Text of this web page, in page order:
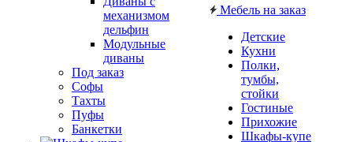
механизмом
дельфин
Модульные
диваны
Под заказ
Софы
Тахты
Пуфы
Банкетки
Мебель на заказ
Детские
Кухни
Полки,
тумбы,
стойки
Гостиные
Прихожие
Шкафы-купе